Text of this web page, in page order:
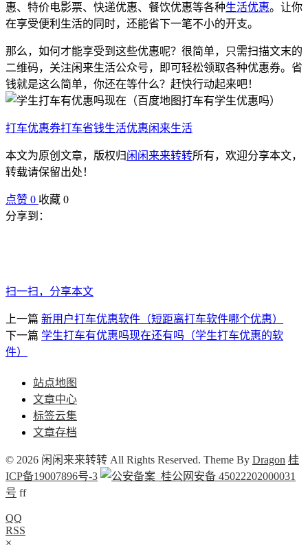
惠、特价电影票、快递优惠、餐饮优惠等各种生活优惠。让你
在享受便利生活的同时，还能省下一笔不小的开支。
那么，如何才能享受到这些优惠呢？很简单，只需扫描文末的
二维码，关注闲来生活公众号，即可轻松领取各种优惠券。省
钱就是这么简单，你还在等什么？赶快行动起来吧！
打车优惠券打车省钱生活优惠闲来生活
本文为原创文章，版权归闲闲来来转转所有，欢迎分享本文，
转载请保留出处！
点赞 0 收藏 0
分享到：
扫一扫，分享本文
上一篇 新用户打车优惠软件（短距离打车软件哪个优惠）
下一篇 学生打车有优惠吗现在还有吗（学生打车优惠的软
件）
站点地图
文章中心
标签云集
文章存档
© 2026 闲闲来来转转 All Rights Reserved. Theme By Dragon 桂
ICP备19007896号-3
桂公网安备 45022202000031
号 ff
QQ
RSS
×